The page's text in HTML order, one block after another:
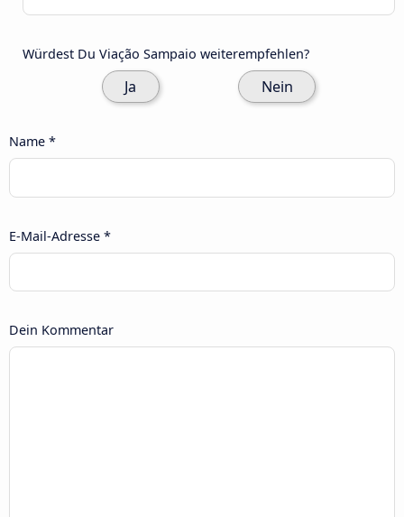
Würdest Du Viação Sampaio weiterempfehlen?
Ja Nein
Name *
E-Mail-Adresse *
Dein Kommentar